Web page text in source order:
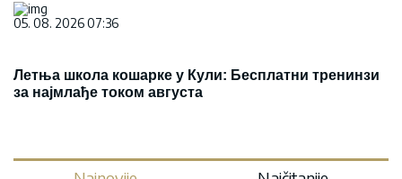
05. 08. 2026 07:36
Летња школа кошарке у Кули: Бесплатни тренинзи
за најмлађе током августа